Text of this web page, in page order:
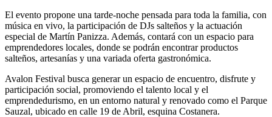
El evento propone una tarde-noche pensada para toda la familia, con
música en vivo, la participación de DJs salteños y la actuación
especial de Martín Panizza. Además, contará con un espacio para
emprendedores locales, donde se podrán encontrar productos
salteños, artesanías y una variada oferta gastronómica.
Avalon Festival busca generar un espacio de encuentro, disfrute y
participación social, promoviendo el talento local y el
emprendedurismo, en un entorno natural y renovado como el Parque
Sauzal, ubicado en calle 19 de Abril, esquina Costanera.